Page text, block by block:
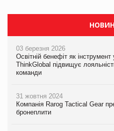
03 березня 2026
Освітній бенефіт як
ThinkGlobal підвищує
команди
31 жовтня 2024
Компанія Rarog Tactical Gear
бронеплити